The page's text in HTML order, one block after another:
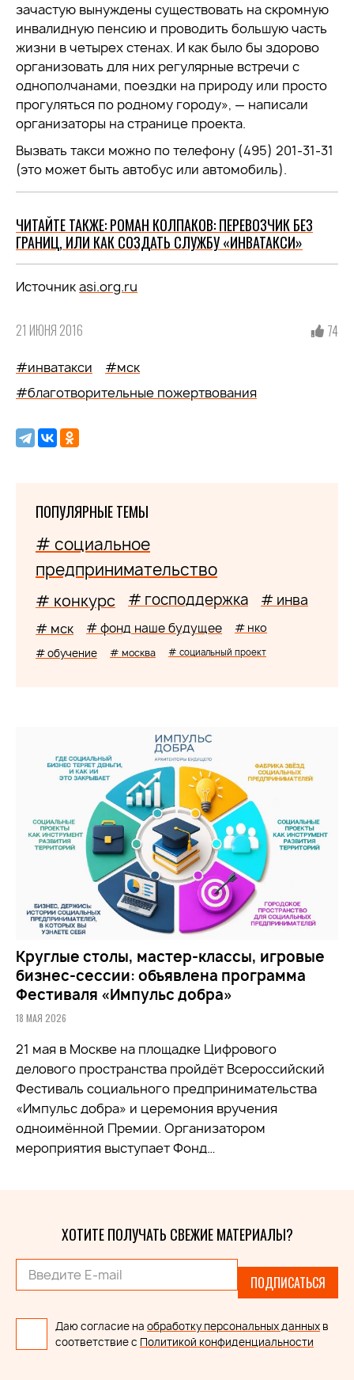
зачастую вынуждены существовать на скромную
инвалидную пенсию и проводить большую часть
жизни в четырех стенах. И как было бы здорово
организовать для них регулярные встречи с
однополчанами, поездки на природу или просто
прогуляться по родному городу», — написали
организаторы на странице проекта.
Вызвать такси можно по телефону (495) 201-31-31
(это может быть автобус или автомобиль).
ЧИТАЙТЕ ТАКЖЕ: РОМАН КОЛПАКОВ: ПЕРЕВОЗЧИК БЕЗ
ГРАНИЦ, ИЛИ КАК СОЗДАТЬ СЛУЖБУ «ИНВАТАКСИ»
Источникasi.org.ru
21 ИЮНЯ 2016 74
#инватакси
#мск
#благотворительные пожертвования
ПОПУЛЯРНЫЕ ТЕМЫ
# социальное
предпринимательство
# конкурс # господдержка # инва
# мск # фонд наше будущее # нко
# обучение # москва # социальный проект
Круглые столы, мастер-классы, игровые
бизнес-сессии: объявлена программа
Фестиваля «Импульс добра»
18 МАЯ 2026
21 мая в Москве на площадке Цифрового
делового пространства пройдёт Всероссийский
Фестиваль социального предпринимательства
«Импульс добра» и церемония вручения
одноимённой Премии. Организатором
мероприятия выступает Фонд…
ХОТИТЕ ПОЛУЧАТЬ СВЕЖИЕ МАТЕРИАЛЫ?
ПОДПИСАТЬСЯ
Даю согласие на обработку персональных данных в
соответствие с Политикой конфиденциальности